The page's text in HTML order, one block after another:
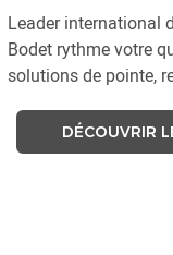
Leader international
Bodet rythme votre
solutions de pointe,
DÉCOUVRIR